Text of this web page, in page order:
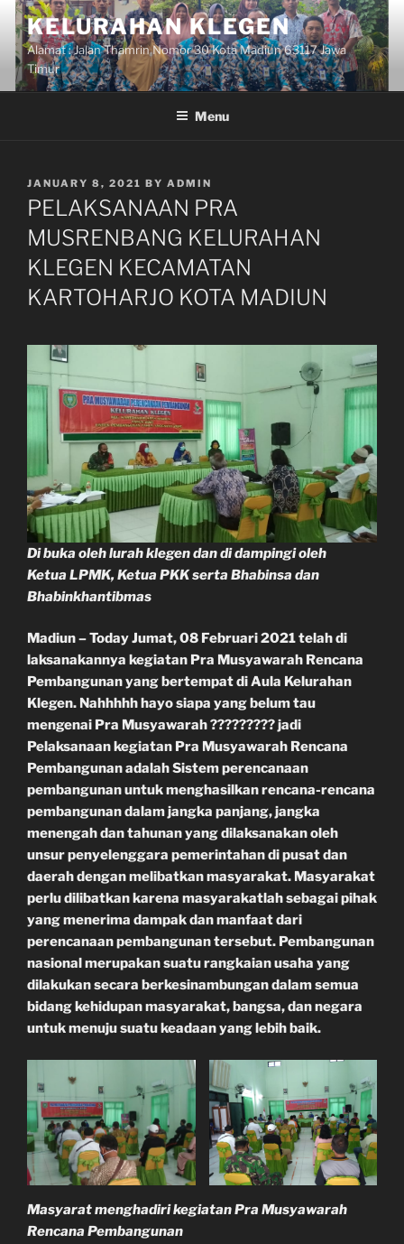
Skip
content
KELURAHAN KLEGEN
Alamat : Jalan Thamrin Nomor 30 Kota Madiun 63117 Jawa
Timur
Menu
POSTED
ON
JANUARY 8, 2021 BY ADMIN
PELAKSANAAN PRA
MUSRENBANG KELURAHAN
KLEGEN KECAMATAN
KARTOHARJO KOTA MADIUN
Di buka oleh lurah klegen dan di dampingi oleh
Ketua LPMK, Ketua PKK serta Bhabinsa dan
Bhabinkhantibmas
Madiun – Today Jumat, 08 Februari 2021 telah di
laksanakannya kegiatan Pra Musyawarah Rencana
Pembangunanyang bertempat di Aula Kelurahan
Klegen. Nahhhhh hayo siapa yang belum tau
mengenai Pra Musyawarah ????????? jadi
Pelaksanaan kegiatan Pra Musyawarah Rencana
Pembangunan adalah Sistem perencanaan
pembangunan untuk menghasilkan rencana-rencana
pembangunan dalam jangka panjang, jangka
menengah dan tahunan yang dilaksanakan oleh
unsur penyelenggara pemerintahan di pusat dan
daerah dengan melibatkan masyarakat. Masyarakat
perlu dilibatkan karena masyarakatlah sebagai pihak
yang menerima dampak dan manfaat dari
perencanaan pembangunan tersebut. Pembangunan
nasional merupakan suatu rangkaian usaha yang
dilakukan secara berkesinambungan dalam semua
bidang kehidupan masyarakat, bangsa, dan negara
untuk menuju suatu keadaan yang lebih baik.
Masyarat menghadirikegiatan Pra Musyawarah
Rencana Pembangunan